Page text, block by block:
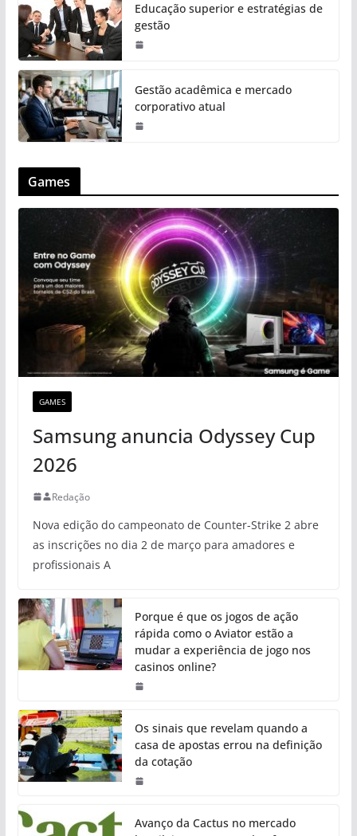
Educação superior e estratégias de
gestão
Gestão acadêmica e mercado
corporativo atual
Games
GAMES
Samsung anuncia Odyssey Cup
2026
Redação
Nova edição do campeonato de Counter-Strike 2 abre
as inscrições no dia 2 de março para amadores e
profissionais A
Porque é que os jogos de ação
rápida como o Aviator estão a
mudar a experiência de jogo nos
casinos online?
Os sinais que revelam quando a
casa de apostas errou na definição
da cotação
Avanço da Cactus no mercado